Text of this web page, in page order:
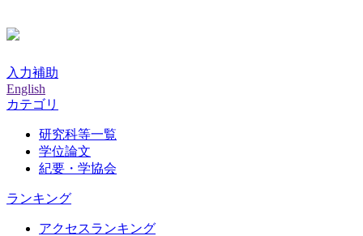
入力補助
English
カテゴリ
研究科等一覧
学位論文
紀要・学協会
ランキング
アクセスランキング